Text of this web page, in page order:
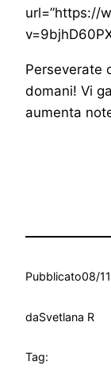
url=”https://
Perseverate
domani! Vi
aumenta
Pubblicato08/
daSvetlana R
Tag: